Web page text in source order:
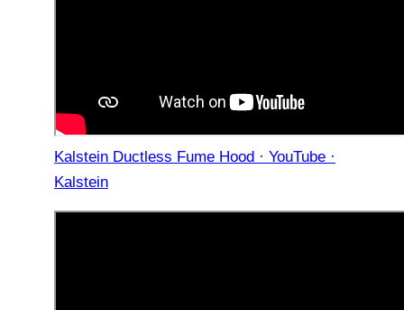
Kalstein Ductless Fume Hood · YouTube ·
Kalstein